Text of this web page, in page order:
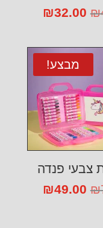
₪ המחיר
₪46.00.
₪32.00
מבצע!
צבעי פנדה
₪ המחיר₪49.00